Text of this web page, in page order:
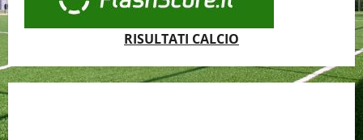
RISULTATI CALCIO